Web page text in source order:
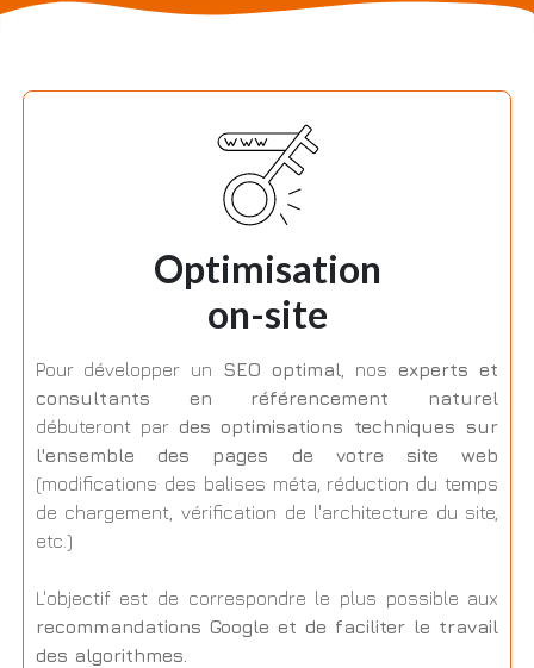
Optimisation
on-site
Pour développer un SEO optimal , nos experts et
consultants en référencement naturel
débuteront par des optimisations techniques sur
l'ensemble des pages de votre site web
(modifications des balises méta, réduction du temps
de chargement, vérification de l'architecture du site,
etc.)
L'objectif est de correspondre le plus possible aux
recommandations Google et de faciliter le travail
des algorithmes.